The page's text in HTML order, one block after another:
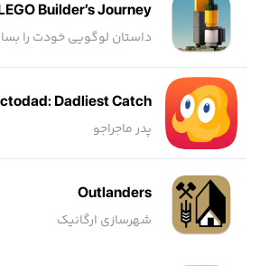
Builder’s Journey
داستان لوگویی خودت را
Dadliest Catch+
پدر ماجراجو
Outlanders
شهرسازی ارگانیک